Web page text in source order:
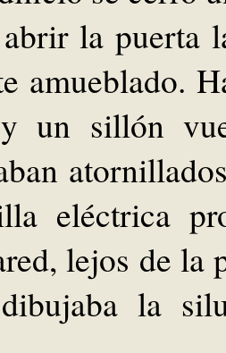
la puerta
amueblado.
un sillón
eléctrica
lejos de la
la